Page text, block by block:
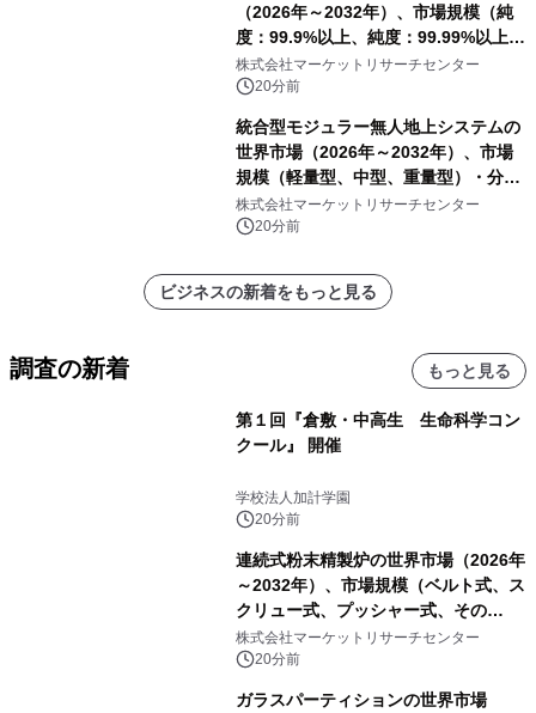
（2026年～2032年）、市場規模（純
度：99.9%以上、純度：99.99%以上、
その他）・分析レポートを発表
株式会社マーケットリサーチセンター
20分前
統合型モジュラー無人地上システムの
世界市場（2026年～2032年）、市場
規模（軽量型、中型、重量型）・分析
レポートを発表
株式会社マーケットリサーチセンター
20分前
ビジネスの新着をもっと見る
調査の新着 もっと見る
第１回『倉敷・中高生 生命科学コン
クール』 開催
学校法人加計学園
20分前
連続式粉末精製炉の世界市場（2026年
～2032年）、市場規模（ベルト式、ス
クリュー式、プッシャー式、その
他）・分析レポートを発表
株式会社マーケットリサーチセンター
20分前
ガラスパーティションの世界市場